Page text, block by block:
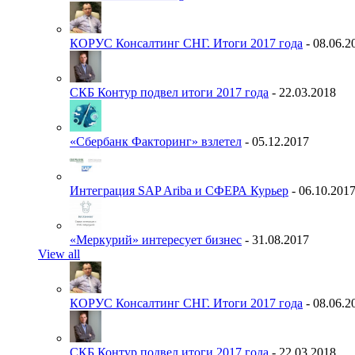
КОРУС Консалтинг СНГ. Итоги 2017 года -
СКБ Контур подвел итоги 2017 года - 22.03.2018
«Сбербанк Факторинг» взлетел - 05.12.2017
Интеграция SAP Ariba и СФЕРА Курьер - 06.10.2017
«Меркурий» интересует бизнес - 31.08.2017
View all
КОРУС Консалтинг СНГ. Итоги 2017 года -